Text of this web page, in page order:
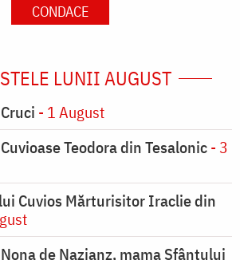
CONDACE
LUNII AUGUST
- 1 August
Teodora din Tesalonic- 3
Cuvios Mărturisitor Iraclie din
de Nazianz, mama Sfântului